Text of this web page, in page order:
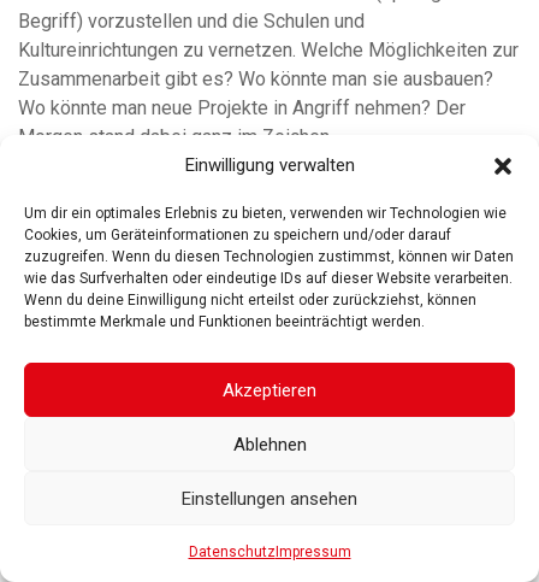
Einwilligung verwalten
Um dir ein optimales Erlebnis zu bieten, verwenden wir Technologien wie
Cookies, um Geräteinformationen zu speichern und/oder darauf
zuzugreifen. Wenn du diesen Technologien zustimmst, können wir Daten
wie das Surfverhalten oder eindeutige IDs auf dieser Website verarbeiten.
Wenn du deine Einwilligung nicht erteilst oder zurückziehst, können
bestimmte Merkmale und Funktionen beeinträchtigt werden.
Akzeptieren
Ablehnen
Einstellungen ansehen
DatenschutzImpressum
Begriff) vorzustellen und die Schulen und
Kultureinrichtungen zu vernetzen. Welche Möglichkeiten zur
Zusammenarbeit gibt es? Wo könnte man sie ausbauen?
Wo könnte man neue Projekte in Angriff nehmen? Der
Morgen stand dabei ganz im Zeichen
IMPRESSUM DATENSCHUTZ BARRIEREFREIHEIT
© 2025
Gesellschaft der Freunde des Rosgartenmuseums. Alle Rechte vorbehalten